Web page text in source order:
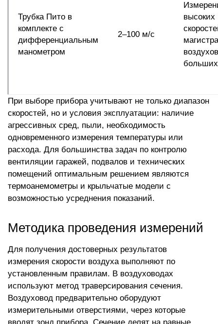
Трубка Пито в
комплекте с
дифференциальным
манометром
2–100 м/с
высоких
При выборе прибора учитывают не только диапазон
скоростей, но и условия эксплуатации: наличие
агрессивных сред, пыли, необходимость
одновременного измерения температуры или
расхода. Для большинства задач по контролю
вентиляции гаражей, подвалов и технических
помещений оптимальным решением являются
термоанемометры и крыльчатые модели с
возможностью усреднения показаний.
Методика проведения измерений
Для получения достоверных результатов
измерения скорости воздуха выполняют по
установленным правилам. В воздуховодах
используют метод траверсирования сечения.
Воздуховод предварительно оборудуют
измерительными отверстиями, через которые